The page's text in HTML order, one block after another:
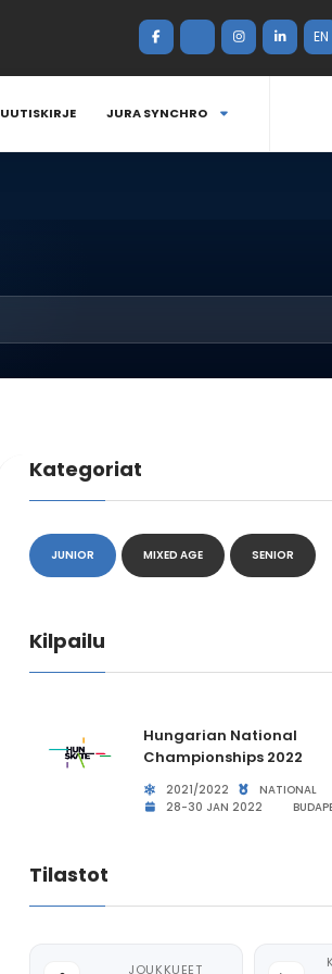
EN
UUTISKIRJE JURA SYNCHRO
Kategoriat
JUNIOR MIXED AGE SENIOR
Kilpailu
Hungarian National
Championships 2022
2021/2022
NATIONAL
28-30 JAN 2022
Tilastot
JOUKKUEET